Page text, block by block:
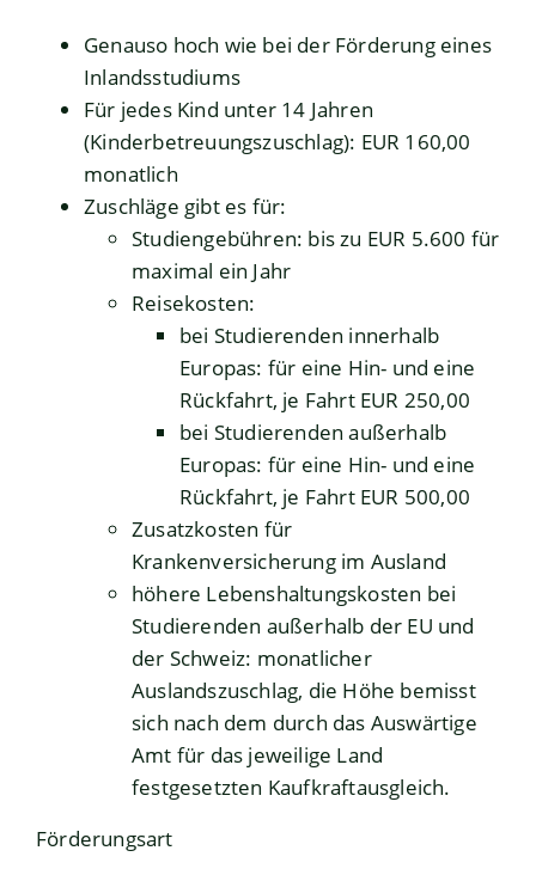
Genauso hoch wie bei der Förderung eines
Inlandsstudiums
Für jedes Kind unter 14 Jahren
(Kinderbetreuungszuschlag): EUR 160,00
monatlich
Zuschläge gibt es für:
Studiengebühren: bis zu EUR 5.600 für
maximal ein Jahr
Reisekosten:
bei Studierenden innerhalb
Europas: für eine Hin- und eine
Rückfahrt, je Fahrt EUR 250,00
bei Studierenden außerhalb
Europas: für eine Hin- und eine
Rückfahrt, je Fahrt EUR 500,00
Zusatzkosten für
Krankenversicherung im Ausland
höhere Lebenshaltungskosten bei
Studierenden außerhalb der EU und
der Schweiz: monatlicher
Auslandszuschlag, die Höhe bemisst
sich nach dem durch das Auswärtige
Amt für das jeweilige Land
festgesetzten Kaufkraftausgleich.
Förderungsart